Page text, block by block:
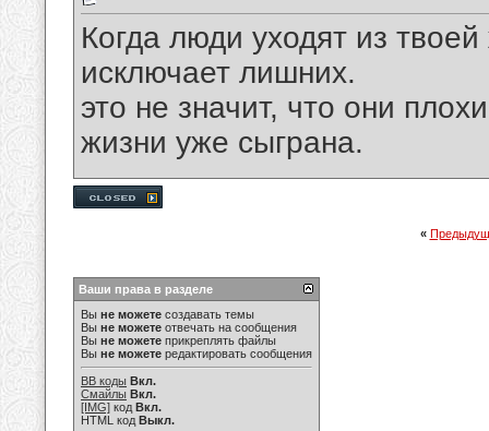
Когда люди уходят из
исключает лишних.
это не значит, что они
жизни уже сыграна.
«
Ваши права в разделе
Вы не можете создавать темы
Вы не можете отвечать на сообщения
Вы не можете прикреплять файлы
Вы не можете редактировать сообщения
BB коды Вкл.
Смайлы Вкл.
[IMG] код Вкл.
HTML код Выкл.